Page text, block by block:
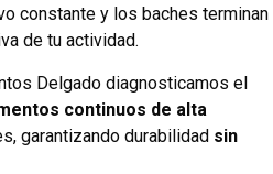
constante y los baches terminan
de tu actividad.
Delgado diagnosticamos el
continuos de alta
garantizando durabilidad sin